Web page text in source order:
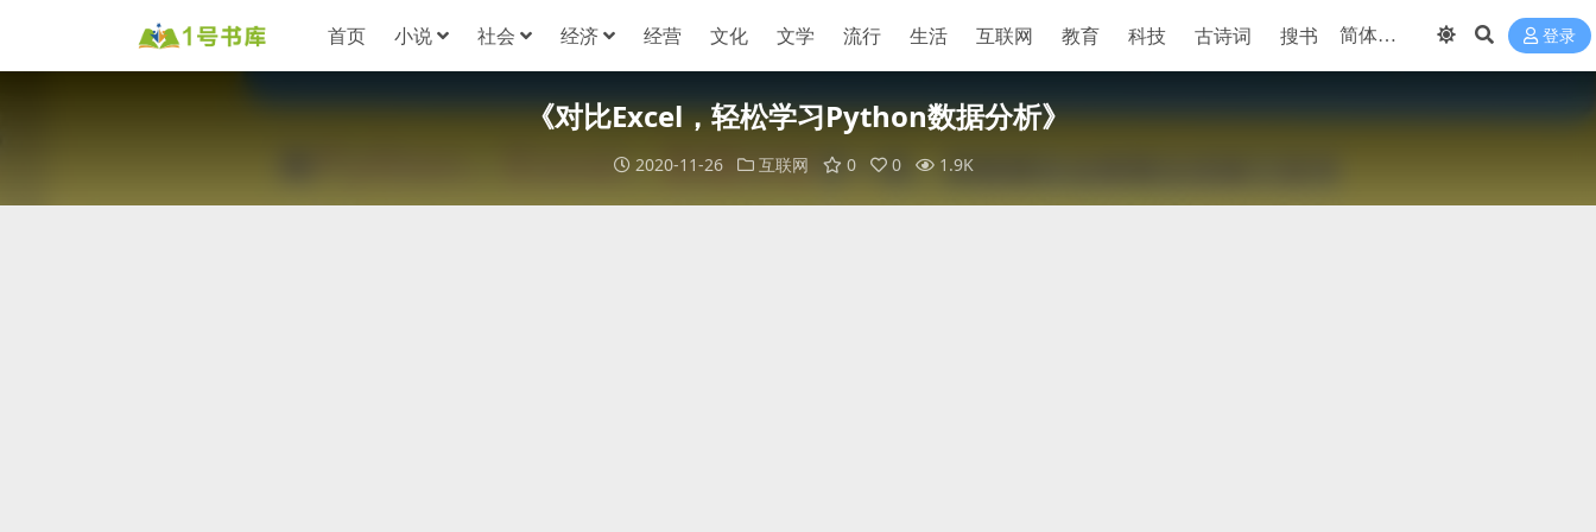
首页 小说 社会 经济 经营 文化 文学 流行 生活 互联网 教育 科技 古诗词 搜书 登录
《对比Excel，轻松学习Python数据分析》
2020-11-26 互联网 0 0 1.9K